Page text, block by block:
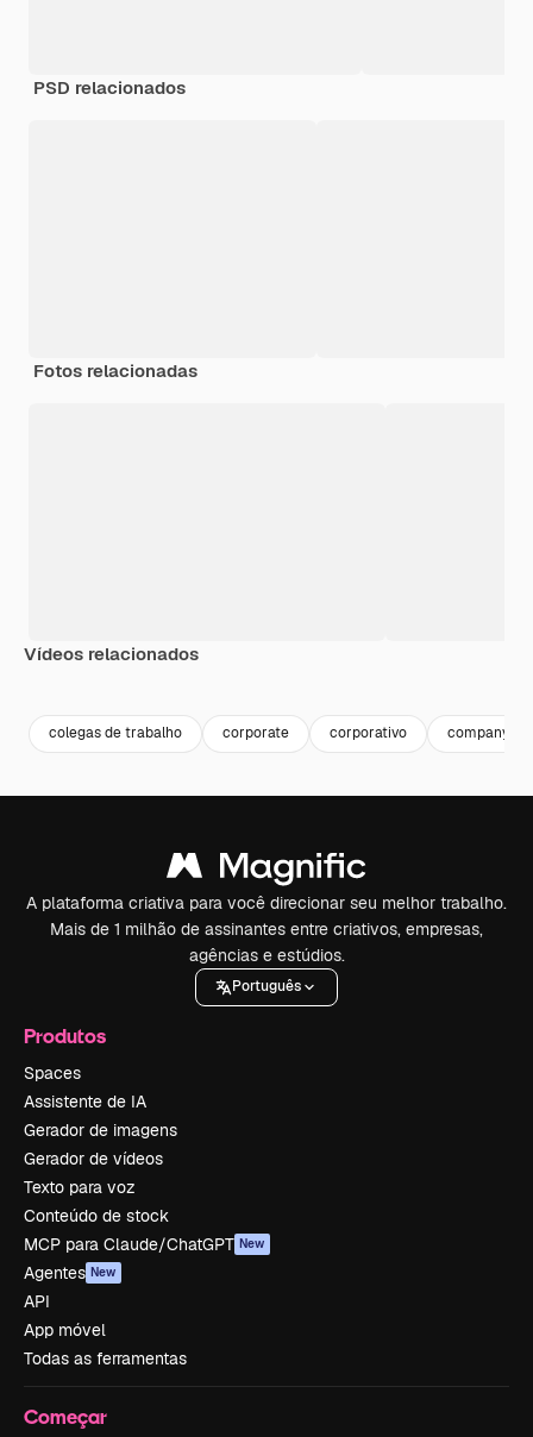
PSD relacionados
Fotos relacionadas
Vídeos relacionados
colegas de trabalho corporate corporativo company
A plataforma criativa para você direcionar seu melhor trabalho.
Mais de 1 milhão de assinantes entre criativos, empresas,
agências e estúdios.
Português
Produtos
Spaces
Assistente de IA
Gerador de imagens
Gerador de vídeos
Texto para voz
Conteúdo de stock
MCP para Claude/ChatGPT New
Agentes New
API
App móvel
Todas as ferramentas
Começar